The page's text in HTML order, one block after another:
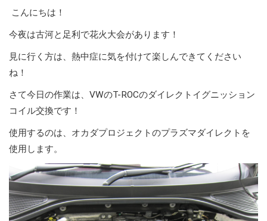
こんにちは！
今夜は古河と足利で花火大会があります！
見に行く方は、熱中症に気を付けて楽しんできてください
ね！
さて今日の作業は、VWのT-ROCのダイレクトイグニッション
コイル交換です！
使用するのは、オカダプロジェクトのプラズマダイレクトを
使用します。